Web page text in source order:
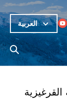
العربية